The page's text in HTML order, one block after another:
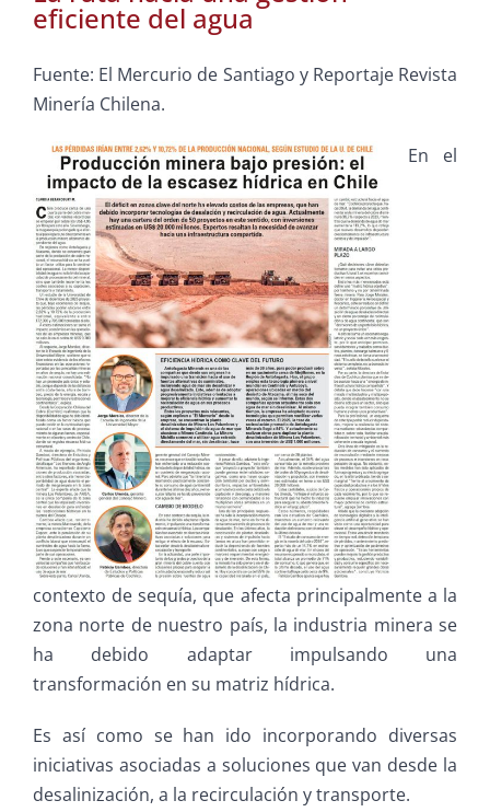
eficiente del agua
Fuente: El Mercurio de Santiago y Reportaje Revista
Minería Chilena.
En el
contexto de sequía, que afecta principalmente a la
zona norte de nuestro país, la industria minera se
ha debido adaptar impulsando una
transformación en su matriz hídrica.
Es así como se han ido incorporando diversas
iniciativas asociadas a soluciones que van desde la
desalinización, a la recirculación y transporte.